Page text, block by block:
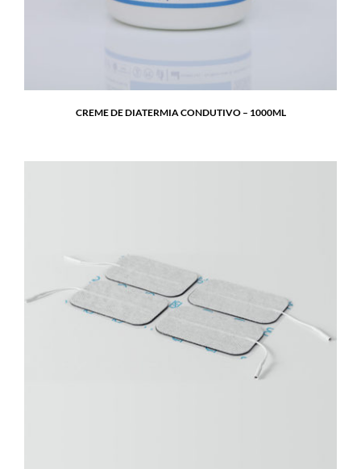
CREME DE DIATERMIA CONDUTIVO – 1000ML